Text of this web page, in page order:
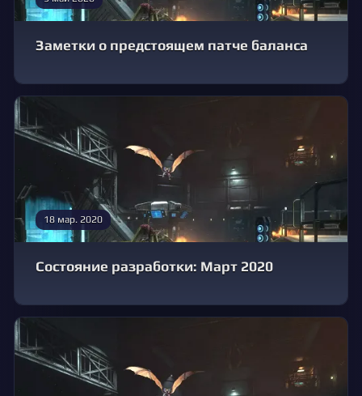
Заметки о предстоящем патче баланса
18 мар. 2020
Состояние разработки: Март 2020